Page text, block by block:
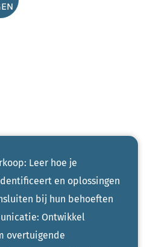
Leer hoe je
en oplossingen
bij hun behoeften
Ontwikkel
overtuigende